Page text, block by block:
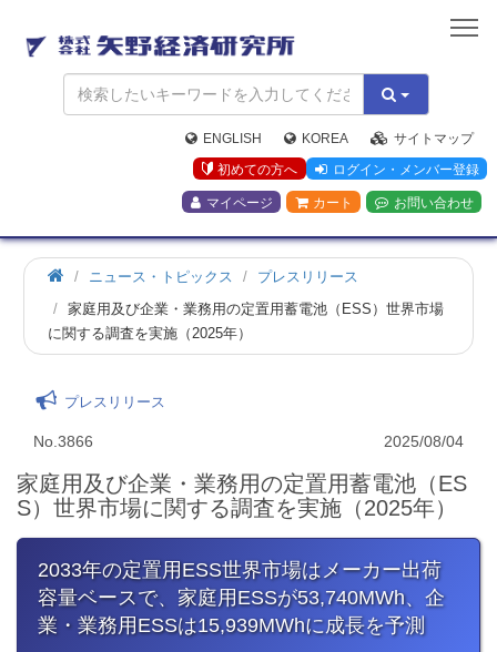
矢
野
経
済
研
究
所
ENGLISH KOREA
サイトマップ
初めての方へ
ログイン・メンバー登録
マイページ カート お問い合わせ
ニュース・トピックス
プレスリリース
家庭用及び企業・業務用の定置用蓄電池（ESS）世界市場
に関する調査を実施（2025年）
プレスリリース
No.3866 2025/08/04
家庭用及び企業・業務用の定置用蓄電池（ES
S）世界市場に関する調査を実施（2025年）
2033年の定置用ESS世界市場はメーカー出荷
容量ベースで、家庭用ESSが53,740MWh、企
業・業務用ESSは15,939MWhに成長を予測